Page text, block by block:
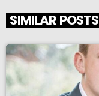
SIMILAR POSTS